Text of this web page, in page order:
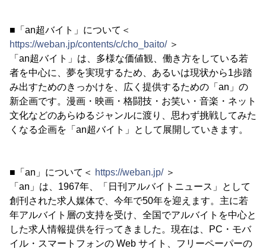
■「an超バイト」について＜
https://weban.jp/contents/c/cho_baito/＞
「an超バイト」は、多様な価値観、働き方をしている若
者を中心に、夢を実現するため、あるいは現状から1歩踏
み出すためのきっかけを、広く提供するための「an」の
新企画です。漫画・映画・格闘技・お笑い・音楽・ネット
文化などのあらゆるジャンルに渡り、思わず挑戦してみた
くなる企画を「an超バイト」として展開していきます。
■「an」について＜ https://weban.jp/＞
「an」は、1967年、「日刊アルバイトニュース」として
創刊された求人媒体で、今年で50年を迎えます。主に若
年アルバイト層の支持を受け、全国でアルバイトを中心と
した求人情報提供を行ってきました。現在は、PC・モバ
イル・スマートフォンの Web サイト、フリーペーパーの